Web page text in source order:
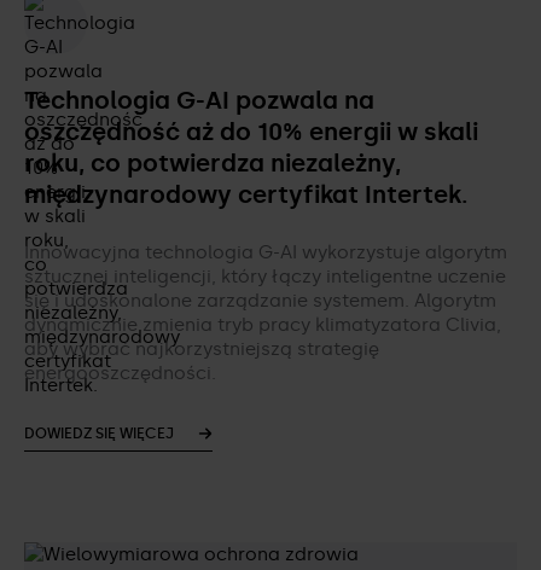
Technologia G-AI pozwala na
oszczędność aż do 10% energii w skali
roku, co potwierdza niezależny,
międzynarodowy certyfikat Intertek.
Innowacyjna technologia G-AI wykorzystuje algorytm
sztucznej inteligencji, który łączy inteligentne uczenie
się i udoskonalone zarządzanie systemem. Algorytm
dynamicznie zmienia tryb pracy klimatyzatora Clivia,
aby wybrać najkorzystniejszą strategię
energooszczędności.
DOWIEDZ SIĘ WIĘCEJ